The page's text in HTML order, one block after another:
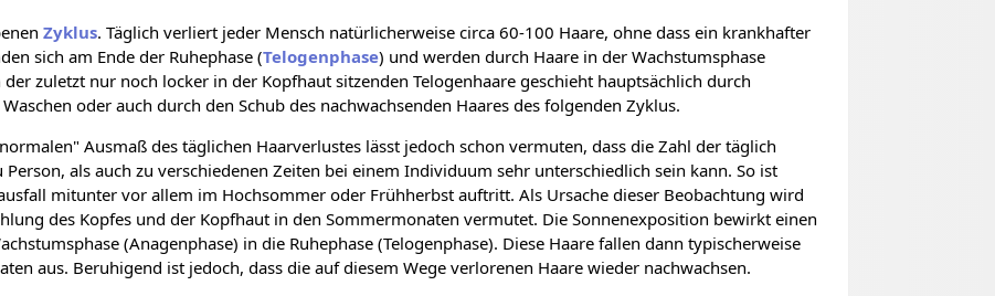
Zyklus. Täglich verliert jeder Mensch natürlicherweise circa 60-100 Haare, ohne dass ein krankhafter
sich am Ende der Ruhephase (Telogenphase) und werden durch Haare in der Wachstumsphase
der zuletzt nur noch locker in der Kopfhaut sitzenden Telogenhaare geschieht hauptsächlich durch
oder auch durch den Schub des nachwachsenden Haares des folgenden Zyklus.
Ausmaß des täglichen Haarverlustes lässt jedoch schon vermuten, dass die Zahl der täglich
als auch zu verschiedenen Zeiten bei einem Individuum sehr unterschiedlich sein kann. So ist
mitunter vor allem im Hochsommer oder Frühherbst auftritt. Als Ursache dieser Beobachtung wird
des Kopfes und der Kopfhaut in den Sommermonaten vermutet. Die Sonnenexposition bewirkt einen
(Anagenphase) in die Ruhephase (Telogenphase). Diese Haare fallen dann typischerweise
aus. Beruhigend ist jedoch, dass die auf diesem Wege verlorenen Haare wieder nachwachsen.